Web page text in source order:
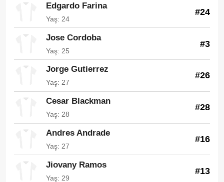
Edgardo Farina
Yaş: 24
#24
Jose Cordoba
Yaş: 25
#3
Jorge Gutierrez
Yaş: 27
#26
Cesar Blackman
Yaş: 28
#28
Andres Andrade
Yaş: 27
#16
Jiovany Ramos
Yaş: 29
#13